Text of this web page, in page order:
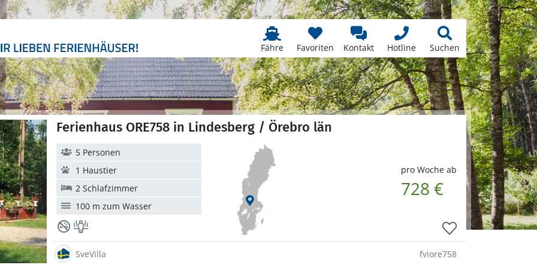
Fähre Favoriten Kontakt Hotline Suchen
Ferienhaus ORE758 in Lindesberg / Örebro län
pro Woche ab
728 €
5 Personen
1 Haustier
2 Schlafzimmer
100 m zum Wasser
SveVilla fviore758